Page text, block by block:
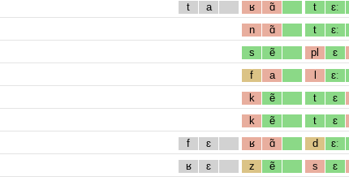
t a ʁ ɑ̃ t ɛː
n ɑ̃ t ɛː
s ẽ pl ɛ
f a l ɛː
k ẽ t ɛ
k ẽ t ɛ
f ɛ ʁ ɑ̃ d ɛː
ʁ ɛ z ẽ s ɛ